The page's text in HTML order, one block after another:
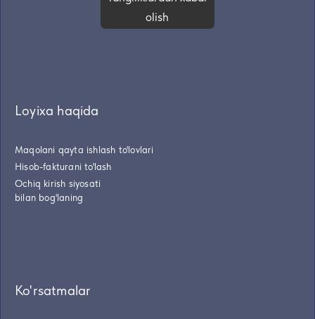
olish
Loyixa haqida
Maqolani qayta ishlash to'lovlari
Hisob-fakturani to'lash
Ochiq kirish siyosati
bilan bog'laning
Ko'rsatmalar